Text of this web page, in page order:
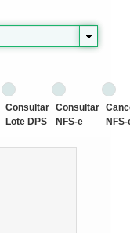
Consultar
Lote DPS
Consultar
NFS-e
NFS-